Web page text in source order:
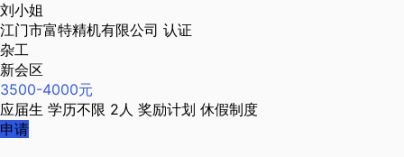
刘小姐
江门市富特精机有限公司 认证
杂工
新会区
3500-4000元
应届生 学历不限 2人 奖励计划 休假制度
申请